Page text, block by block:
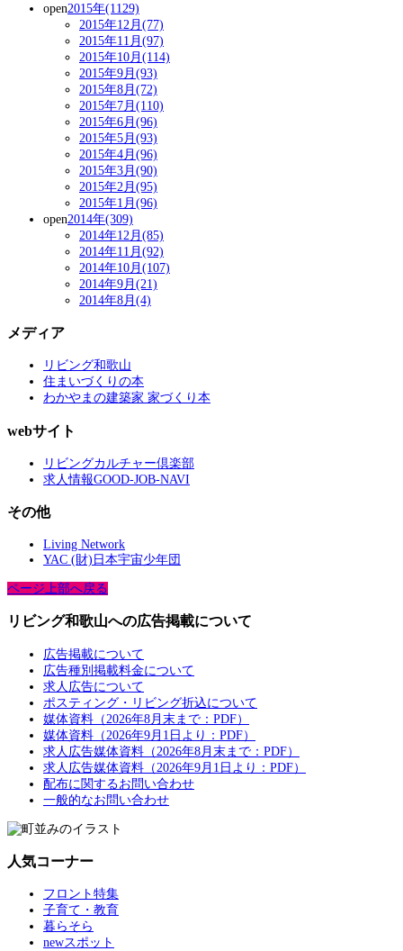
open2015年(1129)
2015年12月(77)
2015年11月(97)
2015年10月(114)
2015年9月(93)
2015年8月(72)
2015年7月(110)
2015年6月(96)
2015年5月(93)
2015年4月(96)
2015年3月(90)
2015年2月(95)
2015年1月(96)
open2014年(309)
2014年12月(85)
2014年11月(92)
2014年10月(107)
2014年9月(21)
2014年8月(4)
メディア
リビング和歌山
住まいづくりの本
わかやまの建築家 家づくり本
webサイト
リビングカルチャー倶楽部
求人情報GOOD-JOB-NAVI
その他
Living Network
YAC (財)日本宇宙少年団
ページ上部へ戻る
リビング和歌山への広告掲載について
広告掲載について
広告種別掲載料金について
求人広告について
ポスティング・リビング折込について
媒体資料（2026年8月末まで：PDF）
媒体資料（2026年9月1日より：PDF）
求人広告媒体資料（2026年8月末まで：PDF）
求人広告媒体資料（2026年9月1日より：PDF）
配布に関するお問い合わせ
一般的なお問い合わせ
人気コーナー
フロント特集
子育て・教育
暮らそら
newスポット